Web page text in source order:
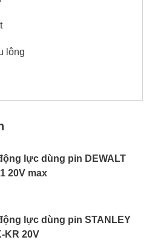
lông
lực dùng pin DEWALT
20V max
lực dùng pin STANLEY
KR 20V